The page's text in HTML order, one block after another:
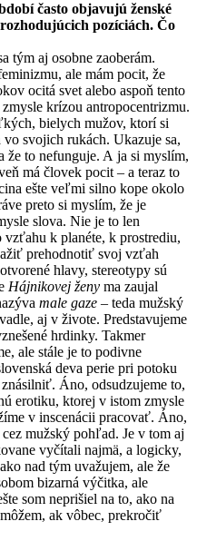
často objavujú ženské
pozíciách. Čo
tým aj osobne zaoberám.
ale mám pocit, že
ocitá svet alebo aspoň tento
krízou antropocentrizmu.
bielych mužov, ktorí si
svojich rukách. Ukazuje sa,
že to nefunguje. A ja si myslím,
má človek pocit – a teraz to
ešte veľmi silno kope okolo
preto si myslím, že je
slova. Nie je to len
k planéte, k prostrediu,
prehodnotiť svoj vzťah
hlavy, stereotypy sú
Hájnikovej ženy ma zaujal
male gaze – teda mužský
aj v živote. Predstavujeme
hrdinky. Takmer
ale stále je to podivne
deva perie pri potoku
Áno, odsudzujeme to,
erotiku, ktorej v istom zmysle
v inscenácii pracovať. Áno,
mužský pohľad. Je v tom aj
vyčítali najmä, a logicky,
nad tým uvažujem, ale že
bizarná výčitka, ale
som neprišiel na to, ako na
ak vôbec, prekročiť